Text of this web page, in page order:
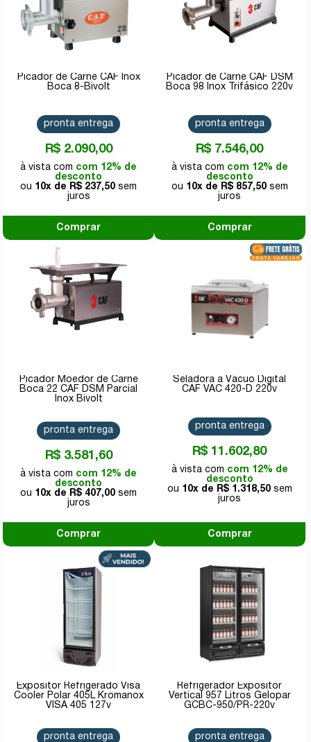
Picador de Carne CAF Inox
Boca 8-Bivolt
R$ 2.090,00
com 12% de
desconto
10x de
R$ 237,50
pronta entrega
Comprar
Picador de Carne CAF DSM
Boca 98 Inox Trifásico 220v
R$ 7.546,00
com 12% de
desconto
10x de
R$ 857,50
pronta entrega
Comprar
Picador Moedor de Carne
Boca 22 CAF DSM Parcial
Inox Bivolt
R$ 3.581,60
com 12% de
desconto
10x de
R$ 407,00
pronta entrega
Comprar
Seladora a Vácuo Digital
CAF VAC 420-D 220v
R$ 11.602,80
com 12% de
desconto
10x de
R$ 1.318,50
pronta entrega
Comprar
Expositor Refrigerado Visa
Cooler Polar 405L Kromanox
VISA 405 127v
pronta entrega
Refrigerador Expositor
Vertical 957 Litros Gelopar
GCBC-950/PR-220v
pronta entrega